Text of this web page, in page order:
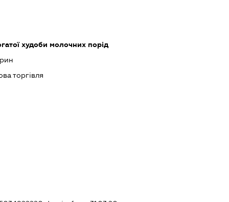
худоби молочних порід
торгівля